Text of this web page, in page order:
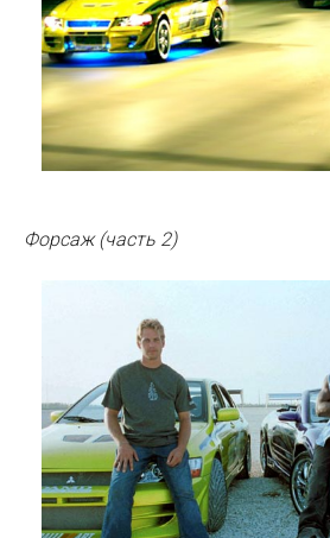
Форсаж (часть 2)